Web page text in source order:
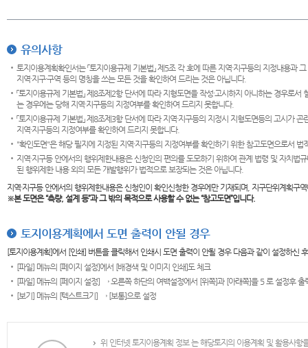
유의사항
토지이용계획확인서는 「토지이용규제 기본법」 제5조 각 호에 따른 지역·지구등의 지정내용
지역·지구·구역 등의 명칭을 쓰는 모든 것을 확인하여 드리는 것은 아닙니다.
「토지이용규제 기본법」 제8조제2항 단서에 따라 지형도면을 작성·고시하지 아니하는 경우로
는 경우에는 당해 지역·지구등의 지정여부를 확인하여 드리지 못합니다.
「토지이용규제 기본법」 제8조제3항 단서에 따라 지역·지구등의 지정시 지형도면등의 고시가
지역·지구등의 지정여부를 확인하여 드리지 못합니다.
"확인도면"은 해당 필지에 지정된 지역·지구등의 지정여부를 확인하기 위한 참고도면으로서
지역·지구등 안에서의 행위제한내용은 신청인의 편의를 도모하기 위하여 관계 법령 및 자치
된 행위제한 내용 외의 모든 개발행위가 법적으로 보장되는 것은 아닙니다.
지역·지구등 안에서의 행위제한내용은 신청인이 확인신청한 경우에만 기재되며, 지구단위계획
※본 도면은“측량, 설계 등”과 그 밖의 목적으로 사용할 수 없는 “참고도면”입니다.
토지이용계획에서 도면 출력이 안될 경우
[토지이용계획]에서 [인쇄] 버튼을 클릭해서 인쇄시 도면 출력이 안될 경우 다음과 같이 설정하신
[파일] 메뉴의 [페이지 설정]에서 [배경색 및 이미지 인쇄]도 체크
[파일] 메뉴의 [페이지 설정] → 오른쪽 하단의 여백설정에서 [위쪽]과 [아래쪽]을 5 로 설정후 출
[보기] 메뉴의 [텍스트크기] → [보통]으로 설정
위 인터넷 토지이용계획 정보 는 해당토지의 이용계획 및 활용사